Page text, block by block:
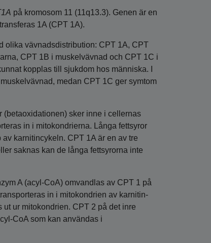
på kromosom 11 (11q13.3). Genen är en
1A (CPT 1A).
olika vävnadsdistribution: CPT 1A, CPT
CPT 1B i muskelvävnad och CPT 1C i
kopplas till sjukdom hos människa. I
medan CPT 1C ger symtom
(betaoxidationen) sker inne i cellernas
in i mitokondrierna. Långa fettsyror
karnitincykeln. CPT 1A är en av tre
saknas kan de långa fettsyrorna inte
A (acyl-CoA) omvandlas av CPT 1 på
in i mitokondrien av karnitin-
ur mitokondrien. CPT 2 på det inre
CoA som kan användas i